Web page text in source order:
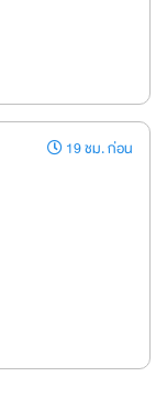
19 ชม. ก่อน